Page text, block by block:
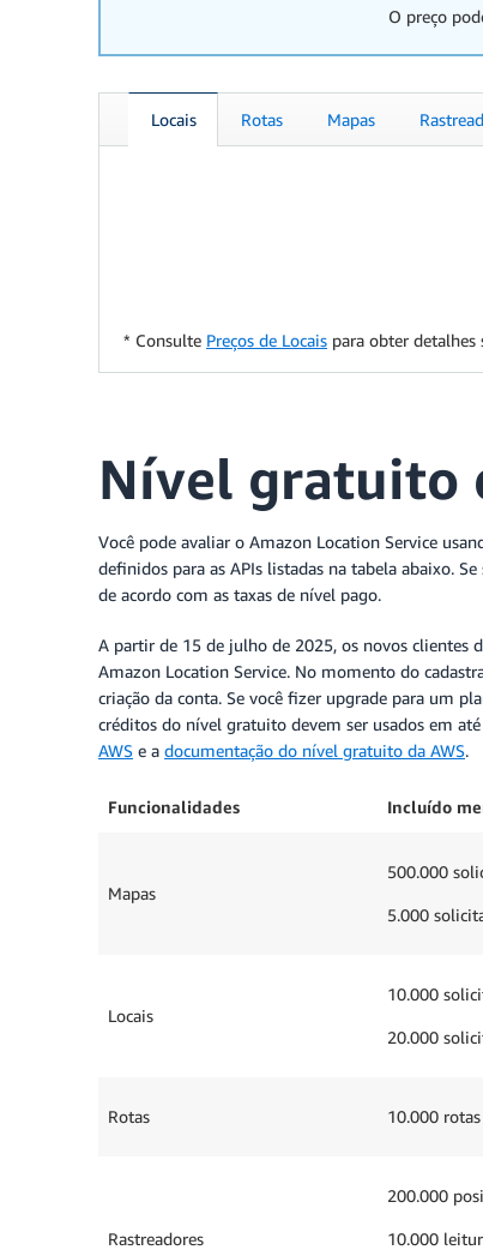
O preço
Locais Rotas Mapas
* Consulte Preços de Locais para obter detalhes
Nível gratuito
Você pode avaliar o Amazon Location Service
definidos para as APIs listadas na tabela abaixo.
de acordo com as taxas de nível pago.
A partir de 15 de julho de 2025, os novos clientes
Amazon Location Service. No momento do
criação da conta. Se você fizer upgrade para um
créditos do nível gratuito devem ser usados em
AWS e a documentação do nível gratuito da AWS.
Funcionalidades Incluído
Mapas
500.000
5.000
Locais
10.000
20.000
Rotas 10.000
Rastreadores
200.000
10.000